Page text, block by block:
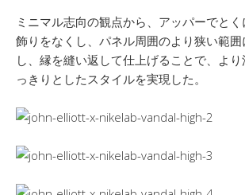
ミニマル志向の観点から、アッパーでと
飾りをなくし、パネル周囲のより狭い範
し、縁を縫い返して仕上げることで、よ
っきりとしたスタイルを実現した。